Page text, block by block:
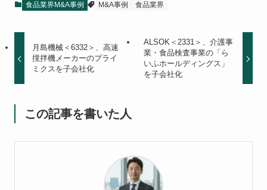
食品業界M&A事例 M&A事例 食品業界
月島機械＜6332＞、高速
撹拌機メーカーのプライ
ミクスを子会社化
ALSOK＜2331＞、介護事
業・食品検査事業の「ら
いふホールディングス」
を子会社化
この記事を書いた人